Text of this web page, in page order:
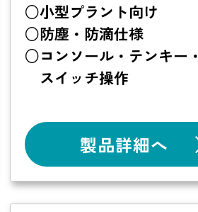
○小型プラント向け
○防塵・防滴仕様
○コンソール・テンキー・
スイッチ操作
製品詳細へ